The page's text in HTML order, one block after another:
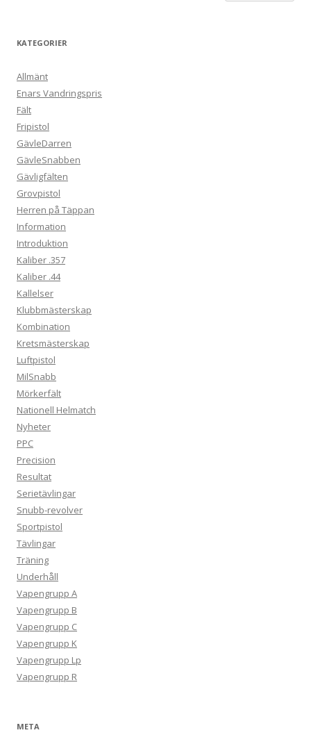
KATEGORIER
Allmänt
Enars Vandringspris
Fält
Fripistol
GävleDarren
GävleSnabben
Gävligfälten
Grovpistol
Herren på Täppan
Information
Introduktion
Kaliber .357
Kaliber .44
Kallelser
Klubbmästerskap
Kombination
Kretsmästerskap
Luftpistol
MilSnabb
Mörkerfält
Nationell Helmatch
Nyheter
PPC
Precision
Resultat
Serietävlingar
Snubb-revolver
Sportpistol
Tävlingar
Träning
Underhåll
Vapengrupp A
Vapengrupp B
Vapengrupp C
Vapengrupp K
Vapengrupp Lp
Vapengrupp R
META